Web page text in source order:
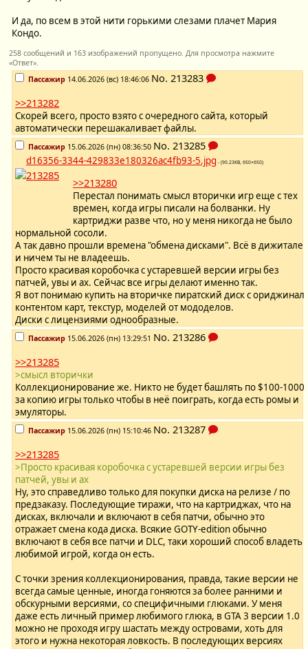
И да, по всем в этой нити горькими слезами плачет Мария
Кондо.
258 сообщений и 163 изображений пропущено. Для просмотра нажмите
«Ответ».
Пассажир 14.06.2026 (вс) 18:46:06 No. 213283
>>213282
Скорей всего, просто взято с очередного сайта, который
автоматически перешакаливает файлы.
Пассажир 15.06.2026 (пн) 08:36:50 No. 213285
d16356-3344-429833e180326ac4fb93-5.jpg - (90.23KB, 650×650)
>>213280
Перестал понимать смысл вторички игр еще с тех
времен, когда игры писали на болванки. Ну
картриджи разве что, но у меня никогда не было
нормальной сосоли.
А так давно прошли времена "обмена дисками". Всё в дижитале
и ничем ты не владеешь.
Просто красивая коробочка с устаревшей версии игры без
патчей, увы и ах. Сейчас все игры делают именно так.
Я вот понимаю купить на вторичке пиратский диск с ориджинал
контентом карт, текстур, моделей от мододелов.
Диски с лицензиями однообразные.
Пассажир 15.06.2026 (пн) 13:29:51 No. 213286
>>213285
>смысл вторички
Коллекционирование же. Никто не будет башлять по $100-1000
за копию игры только чтобы в неё поиграть, когда есть ромы и
эмуляторы.
Пассажир 15.06.2026 (пн) 15:10:46 No. 213287
>>213285
>Просто красивая коробочка с устаревшей версии игры без
патчей, увы и ах
Ну, это справедливо только для покупки диска на релизе / по
предзаказу. Последующие тиражи, что на картриджах, что на
дисках, включали и включают в себя патчи, обычно это
отражает смена кода диска. Всякие GOTY-edition обычно
включают в себя все патчи и DLC, таки хороший способ владеть
любимой игрой, когда он есть.
С точки зрения коллекционирования, правда, такие версии не
всегда самые ценные, иногда гоняются за более ранними и
обскурными версиями, со специфичными глюками. У меня
даже есть личный пример любимого глюка, в GTA 3 версии 1.0
можно не проходя игру шастать между островами, хоть для
этого и нужна некоторая ловкость. В последующих версиях